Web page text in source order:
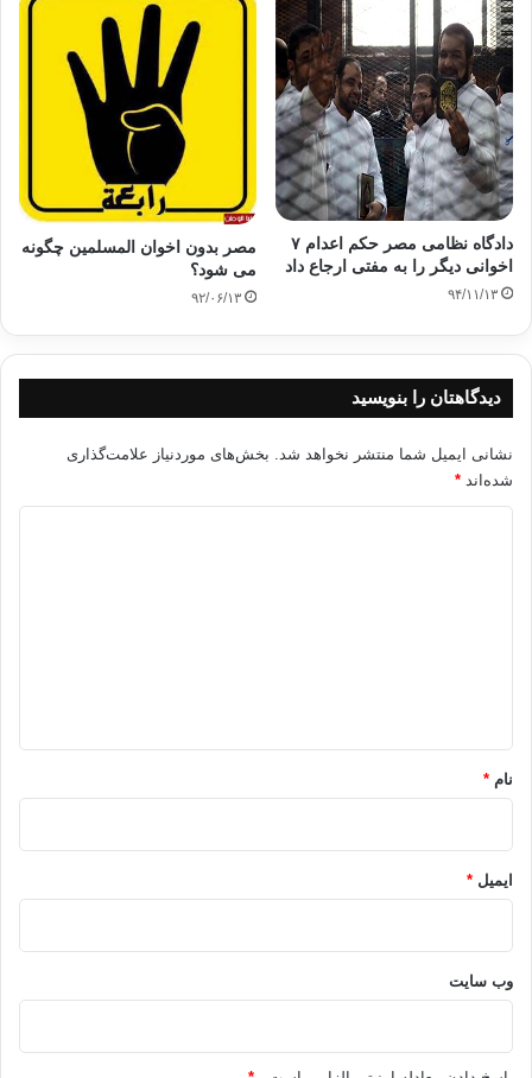
دادگاه نظامی مصر حکم اعدام ۷
اخوانی دیگر را به مفتی ارجاع داد
۹۴/۱۱/۱۳
مصر بدون اخوان المسلمین چگونه
می شود؟
۹۲/۰۶/۱۳
دیدگاهتان را بنویسید
نشانی ایمیل شما منتشر نخواهد شد.
بخش‌های موردنیاز علامت‌گذاری
شده‌اند *
نام *
ایمیل *
وب‌ سایت